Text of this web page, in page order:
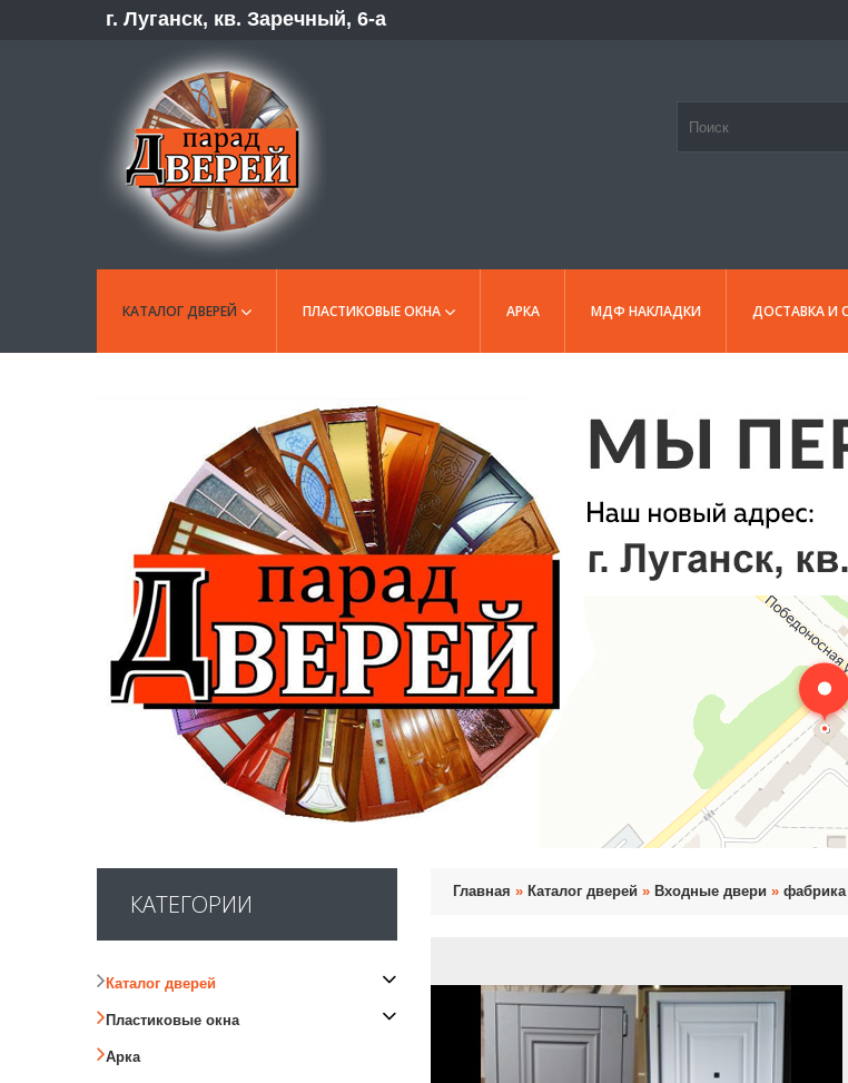
г. Луганск, кв. Заречный, 6-а
КАТАЛОГ ДВЕРЕЙ ПЛАСТИКОВЫЕ ОКНА АРКА МДФ НАКЛАДКИ ДОСТАВКА И
КАТЕГОРИИ
Каталог дверей
Пластиковые окна
Арка
Главная » Каталог дверей » Входные двери »